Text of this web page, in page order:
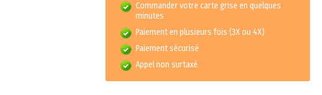
Commander votre carte grise en quelques
minutes
Paiement en plusieurs fois (3X ou 4X)
Paiement sécurisé
Appel non surtaxé